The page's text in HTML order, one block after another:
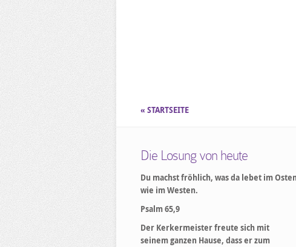
« STARTSEITE
Die Losung von heute
Du machst fröhlich, was da lebet im
wie im Westen.
Psalm 65,9
Der Kerkermeister freute sich mit
seinem ganzen Hause, dass er zum